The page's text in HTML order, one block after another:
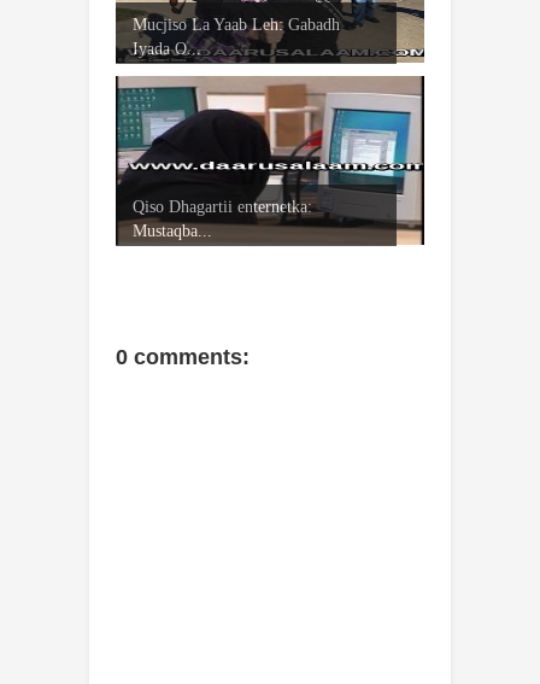
Mucjiso La Yaab Leh: Gabadh
Iyada O...
Qiso Dhagartii enternetka:
Mustaqba...
0 comments: